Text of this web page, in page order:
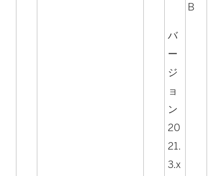
B
バ
ー
ジ
ョ
ン
20
21.
3.x